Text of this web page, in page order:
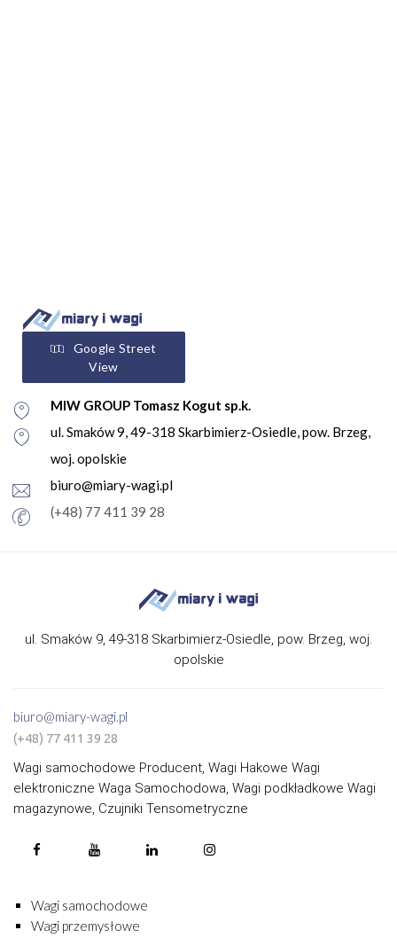
Google Street
View
MIW GROUP Tomasz Kogut sp.k.
ul. Smaków 9, 49-318 Skarbimierz-Osiedle, pow. Brzeg,
woj. opolskie
biuro@miary-wagi.pl
(+48) 77 411 39 28
ul. Smaków 9, 49-318 Skarbimierz-Osiedle, pow. Brzeg, woj.
opolskie
biuro@miary-wagi.pl
(+48) 77 411 39 28
Wagi samochodowe Producent, Wagi Hakowe Wagi
elektroniczne Waga Samochodowa, Wagi podkładkowe Wagi
magazynowe, Czujniki Tensometryczne
Wagi samochodowe
Wagi przemysłowe